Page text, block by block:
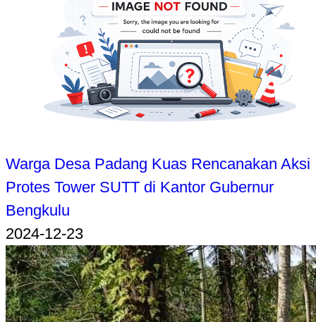
Warga Desa Padang Kuas Rencanakan Aksi
Protes Tower SUTT di Kantor Gubernur
Bengkulu
2024-12-23